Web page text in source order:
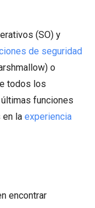
(SO) y
de seguridad
o
todos los
funciones
en la experiencia
encontrar